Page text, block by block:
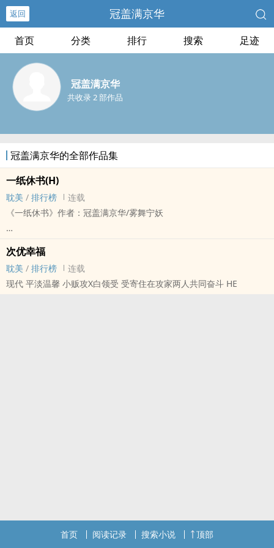
返回 冠盖满京华
首页 分类 排行 搜索 足迹
冠盖满京华
共收录 2 部作品
冠盖满京华的全部作品集
一纸休书(H)
耽美 / 排行榜
连载
《一纸休书》作者：冠盖满京华/雾舞宁妖
清桑,是欢馆的孩子.欢馆,.一听这名字就知道是寻欢作乐之地.
次优幸福
耽美 / 排行榜
连载
现代 平淡温馨 小贩攻X白领受 受寄住在攻家两人共同奋斗 HE
首页 阅读记录 搜索小说 顶部